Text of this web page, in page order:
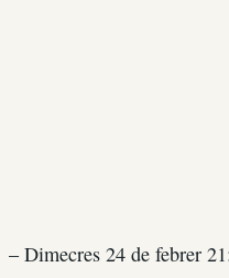
– Dimecres 24 de febrer